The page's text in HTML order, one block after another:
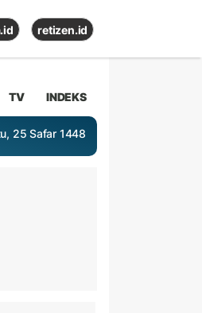
retizen.id
TV INDEKS
25 Safar 1448